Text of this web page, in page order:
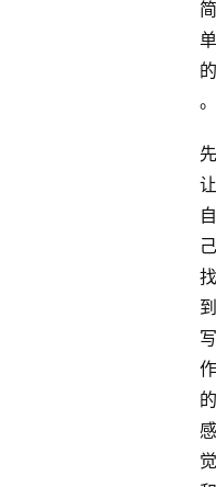
简
单
的
。
先
让
自
己
找
到
写
作
的
感
觉